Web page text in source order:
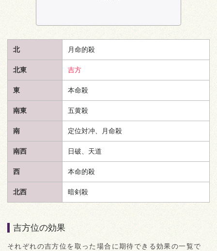
北 月命的殺
北東 吉方
東 本命殺
南東 五黄殺
南 定位対冲、月命殺
南西 日破、 天道
西 本命的殺
北西 暗剣殺
吉方位の効果
それぞれの吉方位を取った場合に期待できる効果の一覧で